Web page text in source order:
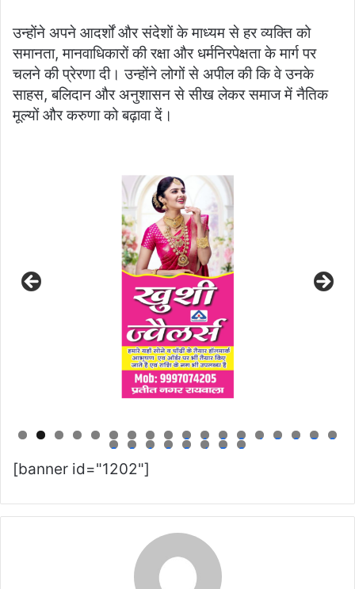
उन्होंने अपने आदर्शों और संदेशों के माध्यम से हर व्यक्ति को
समानता, मानवाधिकारों की रक्षा और धर्मनिरपेक्षता के मार्ग पर
चलने की प्रेरणा दी। उन्होंने लोगों से अपील की कि वे उनके
साहस, बलिदान और अनुशासन से सीख लेकर समाज में नैतिक
मूल्यों और करुणा को बढ़ावा दें।
0 1 2 3 4 5 6 7 8
9 0 1 2 3 4 5 6
[banner id="1202"]